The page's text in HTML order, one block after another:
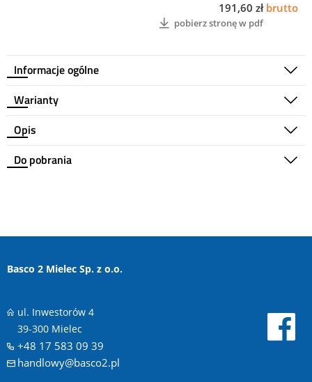
Informacje ogólne
191,60 zł brutto
pobierz stronę w pdf
Warianty
Opis
Do pobrania
Basco 2 Mielec Sp. z o.o.
ul. Inwestorów 4
39-300 Mielec
+48 17 583 09 39
handlowy@basco2.pl